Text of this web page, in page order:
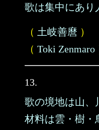
歌は集中にあり
（ 土岐善麿 ）
（ Toki Zenmaro
13.
歌の境地は山、
材料は雲・樹・